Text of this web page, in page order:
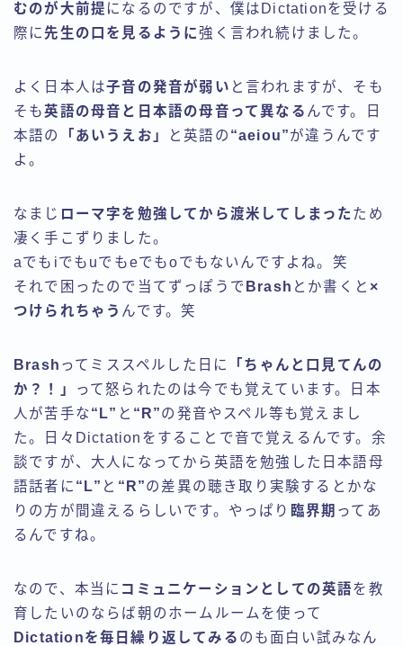
むのが大前提 になるのですが、僕はDictationを受ける
際に先生の口を見るように強く言われ続けました。
よく日本人は子音の発音が弱い と言われますが、そも
そも英語の母音と日本語の母音って異なる んです。日
本語の
「あいうえお」 と英語の “aeiou”が違うんです
よ。
なまじ ローマ字を勉強してから渡米してしまった ため
凄く手こずりました。
aでもiでもuでもeでもoでもないんですよね。笑
それで困ったので当てずっぽうで Brash とか書くと ×
つけられちゃう んです。笑
Brash ってミススペルした日に
「ちゃんと口見てんの
か？！」
って怒られたのは今でも覚えています。日本
人が苦手な“L” と “R”の発音やスペル等も覚えまし
た。日々Dictationをすることで音で覚えるんです。余
談ですが、大人になってから英語を勉強した日本語母
語話者に “L” と “R”の差異の聴き取り実験するとかな
りの方が間違えるらしいです。やっぱり 臨界期 ってあ
るんですね。
なので、本当に コミュニケーションとしての英語を教
育したいのならば朝のホームルームを使って
Dictationを毎日繰り返してみる のも面白い試みなん